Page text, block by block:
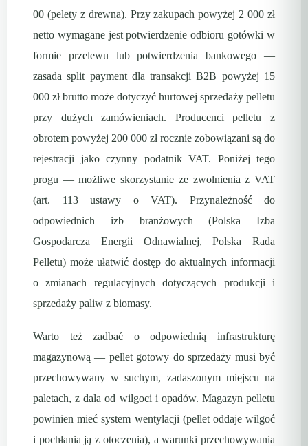
00 (pelety z drewna). Przy zakupach powyżej 2 000 zł
netto wymagane jest potwierdzenie odbioru gotówki w
formie przelewu lub potwierdzenia bankowego —
zasada split payment dla transakcji B2B powyżej 15
000 zł brutto może dotyczyć hurtowej sprzedaży pelletu
przy dużych zamówieniach. Producenci pelletu z
obrotem powyżej 200 000 zł rocznie zobowiązani są do
rejestracji jako czynny podatnik VAT. Poniżej tego
progu — możliwe skorzystanie ze zwolnienia z VAT
(art. 113 ustawy o VAT). Przynależność do
odpowiednich izb branżowych (Polska Izba
Gospodarcza Energii Odnawialnej, Polska Rada
Pelletu) może ułatwić dostęp do aktualnych informacji
o zmianach regulacyjnych dotyczących produkcji i
sprzedaży paliw z biomasy.
Warto też zadbać o odpowiednią infrastrukturę
magazynową — pellet gotowy do sprzedaży musi być
przechowywany w suchym, zadaszonym miejscu na
paletach, z dala od wilgoci i opadów. Magazyn pelletu
powinien mieć system wentylacji (pellet oddaje wilgoć
i pochłania ją z otoczenia), a warunki przechowywania